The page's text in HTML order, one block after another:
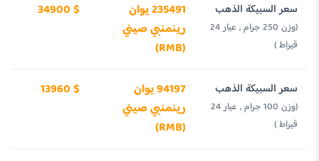
سعر السبيكة الذهب
(وزن 250 جرام , عيار 24
قيراط )
235491 يوان
رينمنبي صيني
(RMB)
34900 $
سعر السبيكة الذهب
(وزن 100 جرام , عيار 24
قيراط )
94197 يوان
رينمنبي صيني
(RMB)
13960 $